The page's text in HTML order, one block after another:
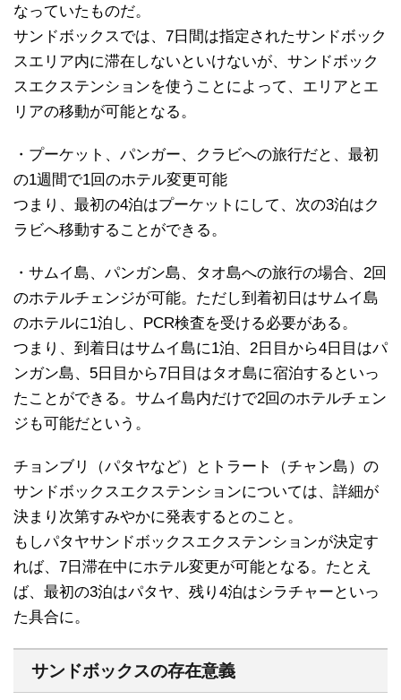
なっていたものだ。
サンドボックスでは、7日間は指定されたサンドボック
スエリア内に滞在しないといけないが、サンドボック
スエクステンションを使うことによって、エリアとエ
リアの移動が可能となる。
・プーケット、パンガー、クラビへの旅行だと、最初
の1週間で1回のホテル変更可能
つまり、最初の4泊はプーケットにして、次の3泊はク
ラビへ移動することができる。
・サムイ島、パンガン島、タオ島への旅行の場合、2回
のホテルチェンジが可能。ただし到着初日はサムイ島
のホテルに1泊し、PCR検査を受ける必要がある。
つまり、到着日はサムイ島に1泊、2日目から4日目はパ
ンガン島、5日目から7日目はタオ島に宿泊するといっ
たことができる。サムイ島内だけで2回のホテルチェン
ジも可能だという。
チョンブリ（パタヤなど）とトラート（チャン島）の
サンドボックスエクステンションについては、詳細が
決まり次第すみやかに発表するとのこと。
もしパタヤサンドボックスエクステンションが決定す
れば、7日滞在中にホテル変更が可能となる。たとえ
ば、最初の3泊はパタヤ、残り4泊はシラチャーといっ
た具合に。
サンドボックスの存在意義